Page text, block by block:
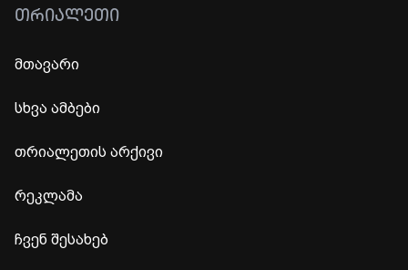
ᲗᲠᲘᲐᲚᲔᲗᲘ
მთავარი
სხვა ამბები
თრიალეთის არქივი
რეკლამა
ჩვენ შესახებ